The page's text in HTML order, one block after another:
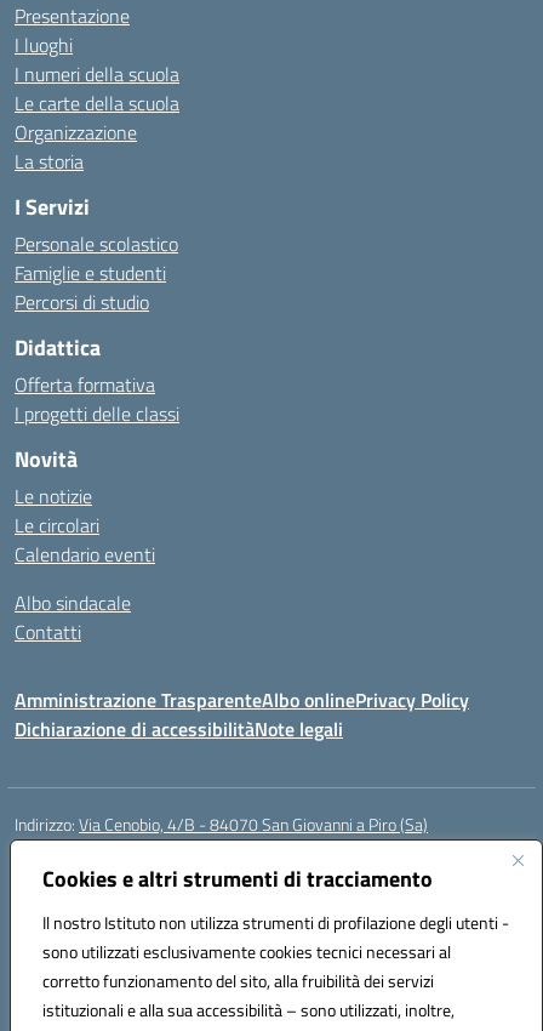
Cookies e altri strumenti di tracciamento
Il nostro Istituto non utilizza strumenti di profilazione degli utenti -
sono utilizzati esclusivamente cookies tecnici necessari al
corretto funzionamento del sito, alla fruibilità dei servizi
istituzionali e alla sua accessibilità – sono utilizzati, inoltre,
Presentazione
I luoghi
I numeri della scuola
Le carte della scuola
Organizzazione
La storia
I Servizi
Personale scolastico
Famiglie e studenti
Percorsi di studio
Didattica
Offerta formativa
I progetti delle classi
Novità
Le notizie
Le circolari
Calendario eventi
Albo sindacale
Contatti
Amministrazione TrasparenteAlbo onlinePrivacy Policy
Dichiarazione di accessibilitàNote legali
Indirizzo:Via Cenobio, 4/B - 84070 San Giovanni a Piro (Sa)
Centralino:
Posta elettronica certificata (PEC):saic815005@pec.istruzione.it
Codice fiscale: 84001740657
Codice meccanografico:SAIC815005
Codice Indice delle Pubbliche Amministrazioni (IPA): istsc_SAIC815005
Codice unico di fatturazione (CUF): UFDQ9V